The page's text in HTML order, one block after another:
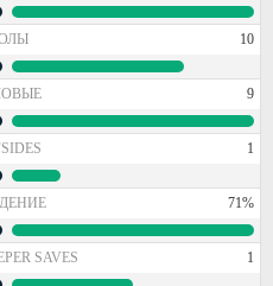
10
9
1
71%
SAVES 1